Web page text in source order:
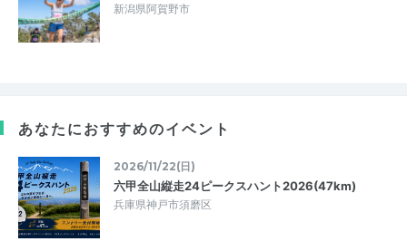
新潟県阿賀野市
あなたにおすすめのイベント
2026/11/22(日)
六甲全山縦走24ピークスハント2026(47km)
兵庫県神戸市須磨区